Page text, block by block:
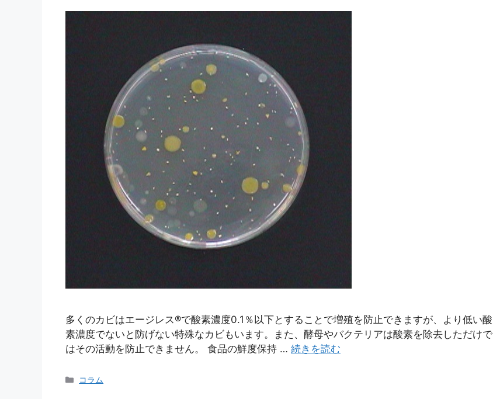
多くのカビはエージレス®で酸素濃度0.1％以下とすることで増殖を防止できますが、より低い酸
素濃度でないと防げない特殊なカビもいます。また、酵母やバクテリアは酸素を除去しただけで
はその活動を防止できません。 食品の鮮度保持 … 続きを読む
カ
コラム